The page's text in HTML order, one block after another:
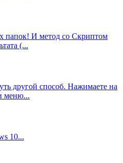
папок! И метод со Скриптом
(...
другой способ. Нажимаете на
меню...
10...